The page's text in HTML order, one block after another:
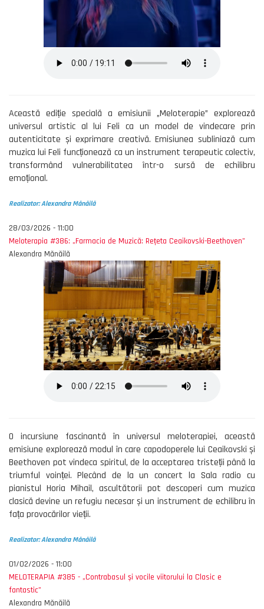
Această ediție specială a emisiunii „Meloterapie” explorează
universul artistic al lui Feli ca un model de vindecare prin
autenticitate și exprimare creativă. Emisiunea subliniază cum
muzica lui Feli funcționează ca un instrument terapeutic colectiv,
transformând vulnerabilitatea într-o sursă de echilibru
emoțional.
Realizator: Alexandra Mănăilă
28/03/2026 - 11:00
Meloterapia #386: „Farmacia de Muzică: Rețeta Ceaikovski-Beethoven”
Alexandra Mănăilă
O incursiune fascinantă în universul meloterapiei, această
emisiune explorează modul în care capodoperele lui Ceaikovski și
Beethoven pot vindeca spiritul, de la acceptarea tristeții până la
triumful voinței. Plecând de la un concert la Sala radio cu
pianistul Horia Mihail, ascultătorii pot descoperi cum muzica
clasică devine un refugiu necesar și un instrument de echilibru în
fața provocărilor vieții.
Realizator: Alexandra Mănăilă
01/02/2026 - 11:00
MELOTERAPIA #385 - „Contrabasul și vocile viitorului la Clasic e
fantastic”
Alexandra Mănăilă